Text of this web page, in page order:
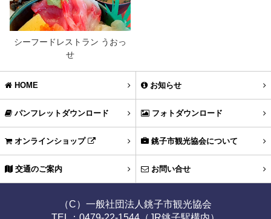
シーフードレストラン うおっ
せ
HOME お知らせ
パンフレットダウンロード フォトダウンロード
オンラインショップ 銚子市観光協会について
交通のご案内 お問い合せ
（C）一般社団法人銚子市観光協会